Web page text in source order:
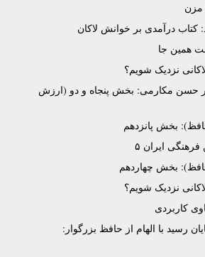
مزن
کتاب درآمدی بر خوانش لاکان
همین جا
نزدیک شویم؟
حسن مکارمی: بخش پنجاه و دو (ارزش
بخش پانزدهم
ایران ۵
بخش چهاردهم
نزدیک شویم؟
کاربردی
رسید با الهام از حافظ بزرگوار: